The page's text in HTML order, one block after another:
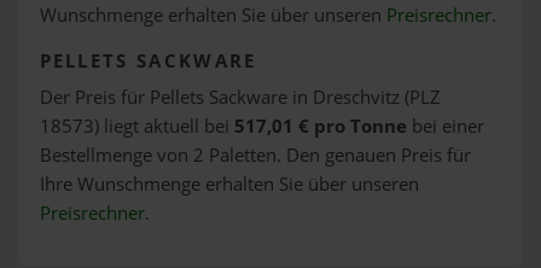
Wunschmenge erhalten Sie über unseren Preisrechner.
PELLETS SACKWARE
Der Preis für Pellets Sackware in Dreschvitz (PLZ
18573) liegt aktuell bei 517,01 € pro Tonne bei einer
Bestellmenge von 2 Paletten. Den genauen Preis für
Ihre Wunschmenge erhalten Sie über unseren
Preisrechner.